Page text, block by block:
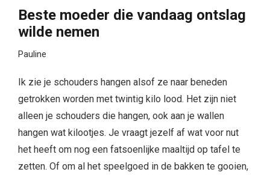
Beste moeder die vandaag ontslag
wilde nemen
Pauline
Ik zie je schouders hangen alsof ze naar beneden
getrokken worden met twintig kilo lood. Het zijn niet
alleen je schouders die hangen, ook aan je wallen
hangen wat kilootjes. Je vraagt jezelf af wat voor nut
het heeft om nog een fatsoenlijke maaltijd op tafel te
zetten. Of om al het speelgoed in de bakken te gooien,